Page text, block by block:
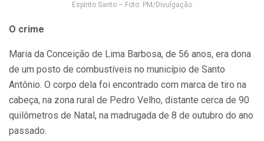
Espírito Santo – Foto: PM/Divulgação
O crime
Maria da Conceição de Lima Barbosa, de 56 anos, era dona
de um posto de combustíveis no município de Santo
Antônio. O corpo dela foi encontrado com marca de tiro na
cabeça, na zona rural de Pedro Velho, distante cerca de 90
quilômetros de Natal, na madrugada de 8 de outubro do ano
passado.